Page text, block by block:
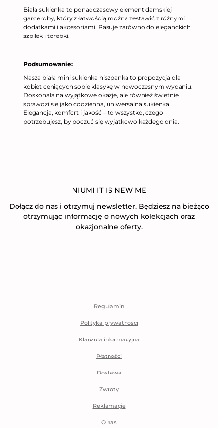
Biała sukienka to ponadczasowy element damskiej
garderoby, który z łatwością można zestawić z różnymi
dodatkami i akcesoriami. Pasuje zarówno do eleganckich
szpilek i torebki.
Podsumowanie:
Nasza biała mini sukienka hiszpanka to propozycja dla
kobiet ceniących sobie klasykę w nowoczesnym wydaniu.
Doskonała na wyjątkowe okazje, ale również świetnie
sprawdzi się jako codzienna, uniwersalna sukienka.
Elegancja, komfort i jakość – to wszystko, czego
potrzebujesz, by poczuć się wyjątkowo każdego dnia.
NIUMI IT IS NEW ME
Dołącz do nas i otrzymuj newsletter. Będziesz na bieżąco
otrzymując informację o nowych kolekcjach oraz
okazjonalne oferty.
Regulamin
Polityka prywatności
Klauzula informacyjna
Płatności
Dostawa
Zwroty
Reklamacje
O nas